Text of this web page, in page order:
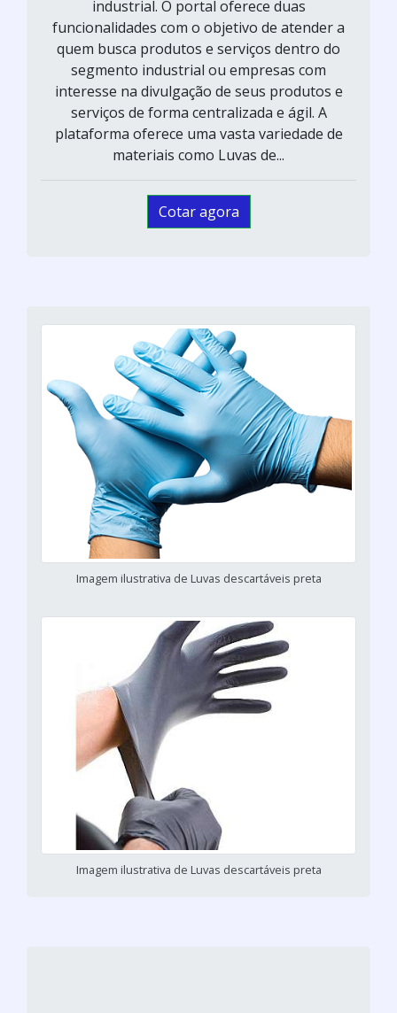
industrial. O portal oferece duas
funcionalidades com o objetivo de atender a
quem busca produtos e serviços dentro do
segmento industrial ou empresas com
interesse na divulgação de seus produtos e
serviços de forma centralizada e ágil. A
plataforma oferece uma vasta variedade de
materiais como Luvas de...
Cotar agora
Imagem ilustrativa de Luvas descartáveis preta
Imagem ilustrativa de Luvas descartáveis preta